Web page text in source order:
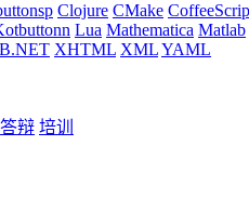
Clojure CMake
Lua Mathematica Matlab
XHTML XMLYAML
答辩 培训